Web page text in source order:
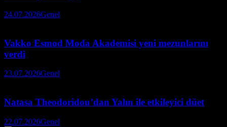
24.07.2026Genel
Vakko Esmod Moda Akademisi yeni mezunlarını
verdi
23.07.2026Genel
Natasa Theodoridou’dan Yalın ile etkileyici düet
22.07.2026Genel